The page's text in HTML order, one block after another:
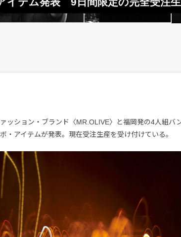
ッション・ブランド〈MR.OLIVE〉と福岡発の4人組バ
・アイテムが発表。現在受注生産を受け付けている。